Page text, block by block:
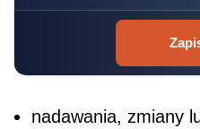
nadawania, zmiany